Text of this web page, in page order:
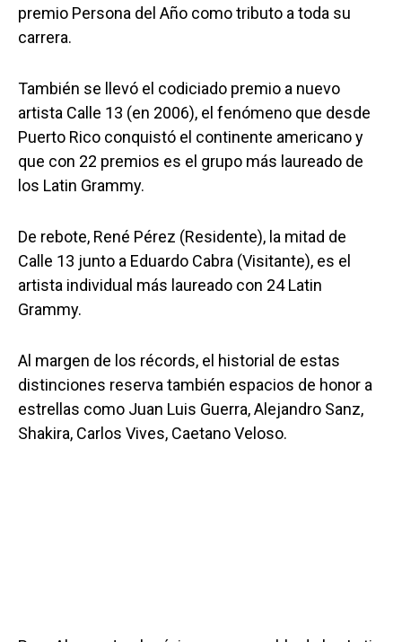
premio Persona del Año como tributo a toda su
carrera.
También se llevó el codiciado premio a nuevo
artista Calle 13 (en 2006), el fenómeno que desde
Puerto Rico conquistó el continente americano y
que con 22 premios es el grupo más laureado de
los Latin Grammy.
De rebote, René Pérez (Residente), la mitad de
Calle 13 junto a Eduardo Cabra (Visitante), es el
artista individual más laureado con 24 Latin
Grammy.
Al margen de los récords, el historial de estas
distinciones reserva también espacios de honor a
estrellas como Juan Luis Guerra, Alejandro Sanz,
Shakira, Carlos Vives, Caetano Veloso.